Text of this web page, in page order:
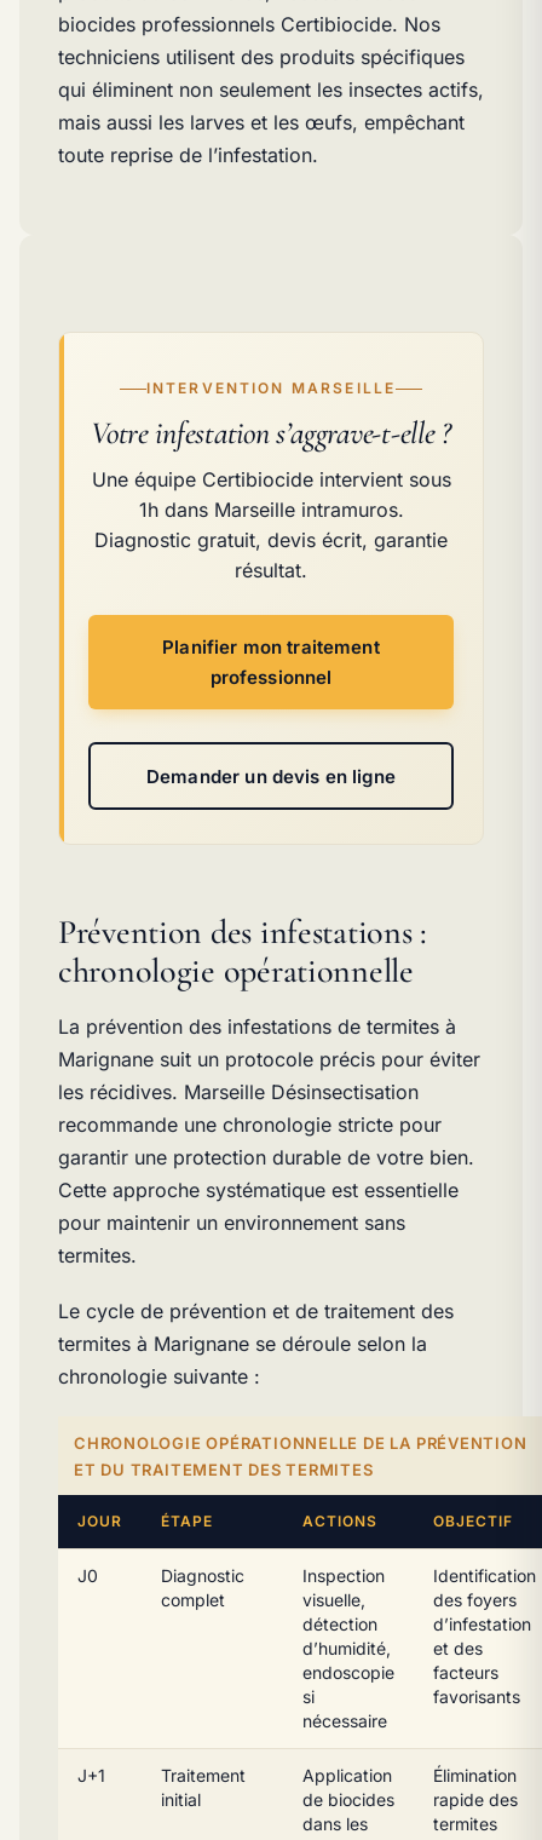
biocides professionnels Certibiocide. Nos
techniciens utilisent des produits spécifiques
qui éliminent non seulement les insectes actifs,
mais aussi les larves et les œufs, empêchant
toute reprise de l’infestation.
INTERVENTION MARSEILLE
Votre infestation s’aggrave-t-elle ?
Une équipe Certibiocide intervient sous
1h dans Marseille intramuros.
Diagnostic gratuit, devis écrit, garantie
résultat.
Planifier mon traitement
professionnel
Demander un devis en ligne
Prévention des infestations :
chronologie opérationnelle
La prévention des infestations de termites à
Marignane suit un protocole précis pour éviter
les récidives. Marseille Désinsectisation
recommande une chronologie stricte pour
garantir une protection durable de votre bien.
Cette approche systématique est essentielle
pour maintenir un environnement sans
termites.
Le cycle de prévention et de traitement des
termites à Marignane se déroule selon la
chronologie suivante :
CHRONOLOGIE OPÉRATIONNELLE DE LA PRÉVENTION
ET DU TRAITEMENT DES TERMITES
JOUR ÉTAPE ACTIONS OBJECTIF
J0
Diagnostic
complet
Inspection
visuelle,
détection
d’humidité,
endoscopie
si
nécessaire
Identification
des foyers
d’infestation
et des
facteurs
favorisants
J+1
Traitement
initial
Application
de biocides
dans les
Élimination
rapide des
termites